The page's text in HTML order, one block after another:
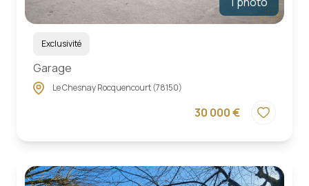
Exclusivité
Garage
Le Chesnay Rocquencourt (78150)
30 000 €